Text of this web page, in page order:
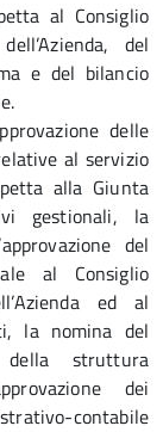
al Consiglio
del
e del bilancio
delle
al servizio
alla Giunta
gestionali, la
del
al Consiglio
ed al
la nomina del
della struttura
dei
contabile